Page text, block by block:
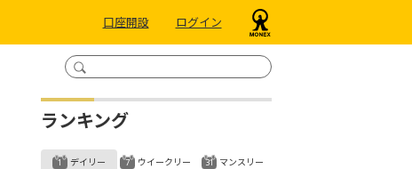
口座開設 ログイン
ランキング
デイリー ウイークリー マンスリー